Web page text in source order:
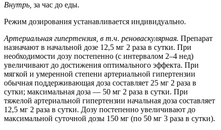
Внутрь, за час до еды.
Режим дозирования устанавливается индивидуально.
Артериальная гипертензия, в т.ч. реноваскулярная. Препарат
назначают в начальной дозе 12,5 мг 2 раза в сутки. При
необходимости дозу постепенно (с интервалом 2–4 нед)
увеличивают до достижения оптимального эффекта. При
мягкой и умеренной степени артериальной гипертензии
обычная поддерживающая доза составляет 25 мг 2 раза в
сутки; максимальная доза — 50 мг 2 раза в сутки. При
тяжелой артериальной гипертензии начальная доза составляет
12,5 мг 2 раза в сутки. Дозу постепенно увеличивают до
максимальной суточной дозы 150 мг (по 50 мг 3 раза в сутки).